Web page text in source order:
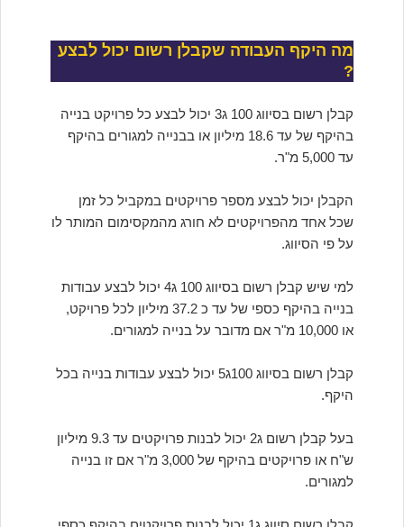
מה היקף העבודה שקבלן רשום יכול לבצע
?
קבלן רשום בסיווג 100 ג3 יכול לבצע כל פרויקט בנייה
בהיקף של עד 18.6 מיליון או בבנייה למגורים בהיקף
עד 5,000 מ"ר.
הקבלן יכול לבצע מספר פרויקטים במקביל כל זמן
שכל אחד מהפרויקטים לא חורג מהמקסימום המותר לו
על פי הסיווג.
למי שיש קבלן רשום בסיווג 100 ג4 יכול לבצע עבודות
בנייה בהיקף כספי של עד כ 37.2 מיליון לכל פרויקט,
או 10,000 מ"ר אם מדובר על בנייה למגורים.
קבלן רשום בסיווג 100ג5 יכול לבצע עבודות בנייה בכל
היקף.
בעל קבלן רשום ג2 יכול לבנות פרויקטים עד 9.3 מיליון
ש"ח או פרויקטים בהיקף של 3,000 מ"ר אם זו בנייה
למגורים.